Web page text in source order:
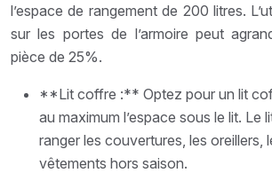
l’espace de rangement de 200 litres.
sur les portes de l’armoire peut
pièce de 25%.
**Lit coffre :** Optez pour un lit
au maximum l’espace sous le lit. Le
ranger les couvertures, les oreillers,
vêtements hors saison.